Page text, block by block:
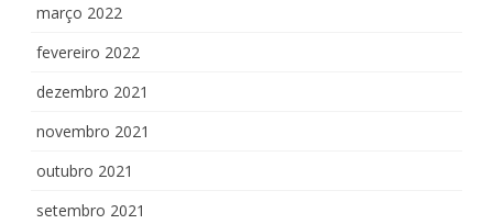
março 2022
fevereiro 2022
dezembro 2021
novembro 2021
outubro 2021
setembro 2021